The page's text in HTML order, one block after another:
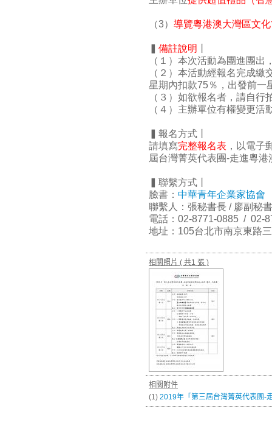
（3） 導覽粵港澳大灣區文
備註說明
（１）本次活動為團進團
（２）本活動經報名完成
星期內扣款75％，出發前一
（３）如欲報名者，請自
（４） 主辦單位有權變更活
▍報名方式丨
請填寫完整報名表 ，以電子
屆台灣菁英代表團-走進粵
▍聯繫方式丨
臉書： 中華青年企業家協會
聯繫人：張秘書長 / 廖副秘
電話：02-8771-0885 / 02-
地址：105台北市南京東路
相關照片 ( 共1 張 )
相關附件
(1) 2019年「第三屆台灣菁英代表團-